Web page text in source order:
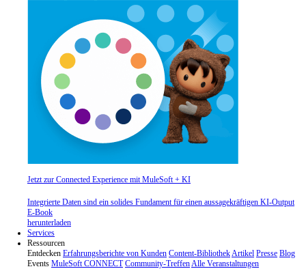
Jetzt zur Connected Experience mit MuleSoft + KI
Integrierte Daten sind ein solides Fundament für einen aussagekräftigen KI-Output
E-Book
herunterladen
Services
Ressourcen
Entdecken Erfahrungsberichte von Kunden Content-BibliothekArtikel Presse Blog
Events MuleSoft CONNECT Community-TreffenAlle Veranstaltungen